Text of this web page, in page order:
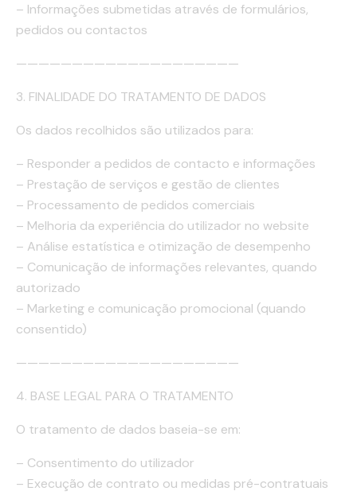
– Informações submetidas através de formulários,
pedidos ou contactos
————————————————————
3. FINALIDADE DO TRATAMENTO DE DADOS
Os dados recolhidos são utilizados para:
– Responder a pedidos de contacto e informações
– Prestação de serviços e gestão de clientes
– Processamento de pedidos comerciais
– Melhoria da experiência do utilizador no website
– Análise estatística e otimização de desempenho
– Comunicação de informações relevantes, quando
autorizado
– Marketing e comunicação promocional (quando
consentido)
————————————————————
4. BASE LEGAL PARA O TRATAMENTO
O tratamento de dados baseia-se em:
– Consentimento do utilizador
– Execução de contrato ou medidas pré-contratuais